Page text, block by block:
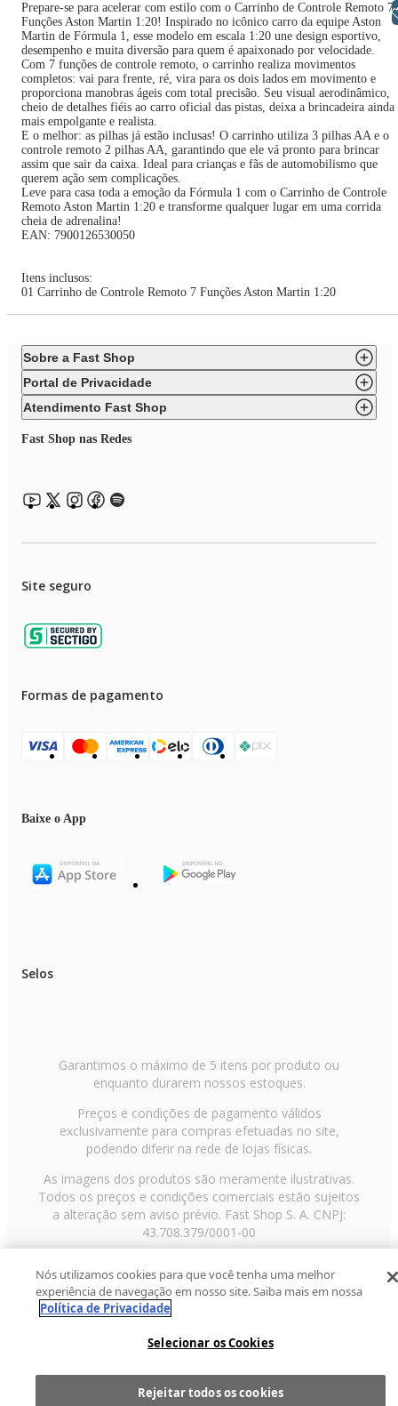
Prepare-se para acelerar com estilo com o Carrinho de Controle Remoto 7
Funções Aston Martin 1:20! Inspirado no icônico carro da equipe Aston
Martin de Fórmula 1, esse modelo em escala 1:20 une design esportivo,
desempenho e muita diversão para quem é apaixonado por velocidade.
Com 7 funções de controle remoto, o carrinho realiza movimentos
completos: vai para frente, ré, vira para os dois lados em movimento e
proporciona manobras ágeis com total precisão. Seu visual aerodinâmico,
cheio de detalhes fiéis ao carro oficial das pistas, deixa a brincadeira ainda
mais empolgante e realista.
E o melhor: as pilhas já estão inclusas! O carrinho utiliza 3 pilhas AA e o
controle remoto 2 pilhas AA, garantindo que ele vá pronto para brincar
assim que sair da caixa. Ideal para crianças e fãs de automobilismo que
querem ação sem complicações.
Leve para casa toda a emoção da Fórmula 1 com o Carrinho de Controle
Remoto Aston Martin 1:20 e transforme qualquer lugar em uma corrida
cheia de adrenalina!
EAN: 7900126530050
Itens inclusos:
01 Carrinho de Controle Remoto 7 Funções Aston Martin 1:20
Sobre a Fast Shop
Portal de Privacidade
Atendimento Fast Shop
Fast Shop nas Redes
Site seguro
Formas de pagamento
Baixe o App
Selos
Garantimos o máximo de 5 itens por produto ou
enquanto durarem nossos estoques.
Preços e condições de pagamento válidos
exclusivamente para compras efetuadas no site,
podendo diferir na rede de lojas físicas.
As imagens dos produtos são meramente ilustrativas.
Todos os preços e condições comerciais estão sujeitos
a alteração sem aviso prévio. Fast Shop S. A. CNPJ:
43.708.379/0001-00
Paulo/SP, CEP 02029-001, Telefone: 11 3003-3728 ©
2013 Fast Shop - Todos os direitos reservadosRF
Nós utilizamos cookies para que você tenha uma melhor
experiência de navegação em nosso site. Saiba mais em nossa
Política de Privacidade
Selecionar os Cookies
Rejeitar todos os cookies
Libras